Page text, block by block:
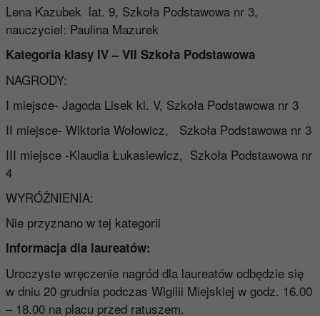
Lena Kazubek lat. 9, Szkoła Podstawowa nr 3,
nauczyciel: Paulina Mazurek
Kategoria klasy IV – VII Szkoła Podstawowa
NAGRODY:
I miejsce- Jagoda Lisek kl. V, Szkoła Podstawowa nr 3
II miejsce- Wiktoria Wołowicz, Szkoła Podstawowa nr 3
III miejsce -Klaudia Łukasiewicz, Szkoła Podstawowa nr
4
WYRÓŻNIENIA:
Nie przyznano w tej kategorii
Informacja dla laureatów:
Uroczyste wręczenie nagród dla laureatów odbędzie się
w dniu 20 grudnia podczas Wigilii Miejskiej w godz. 16.00
– 18.00 na placu przed ratuszem.